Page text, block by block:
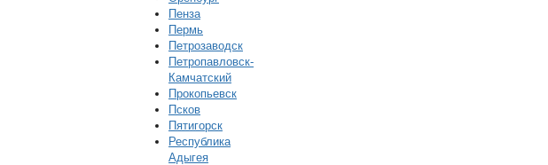
Пенза
Пермь
Петрозаводск
Петропавловск-
Камчатский
Прокопьевск
Псков
Пятигорск
Республика
Адыгея